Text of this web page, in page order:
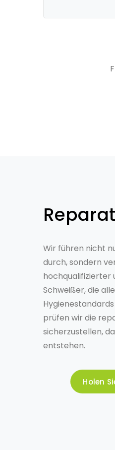
Wir führen nicht
durch, sondern
Schweißer, die
prüfen wir die
sicherzustellen,
entstehen.
Holen